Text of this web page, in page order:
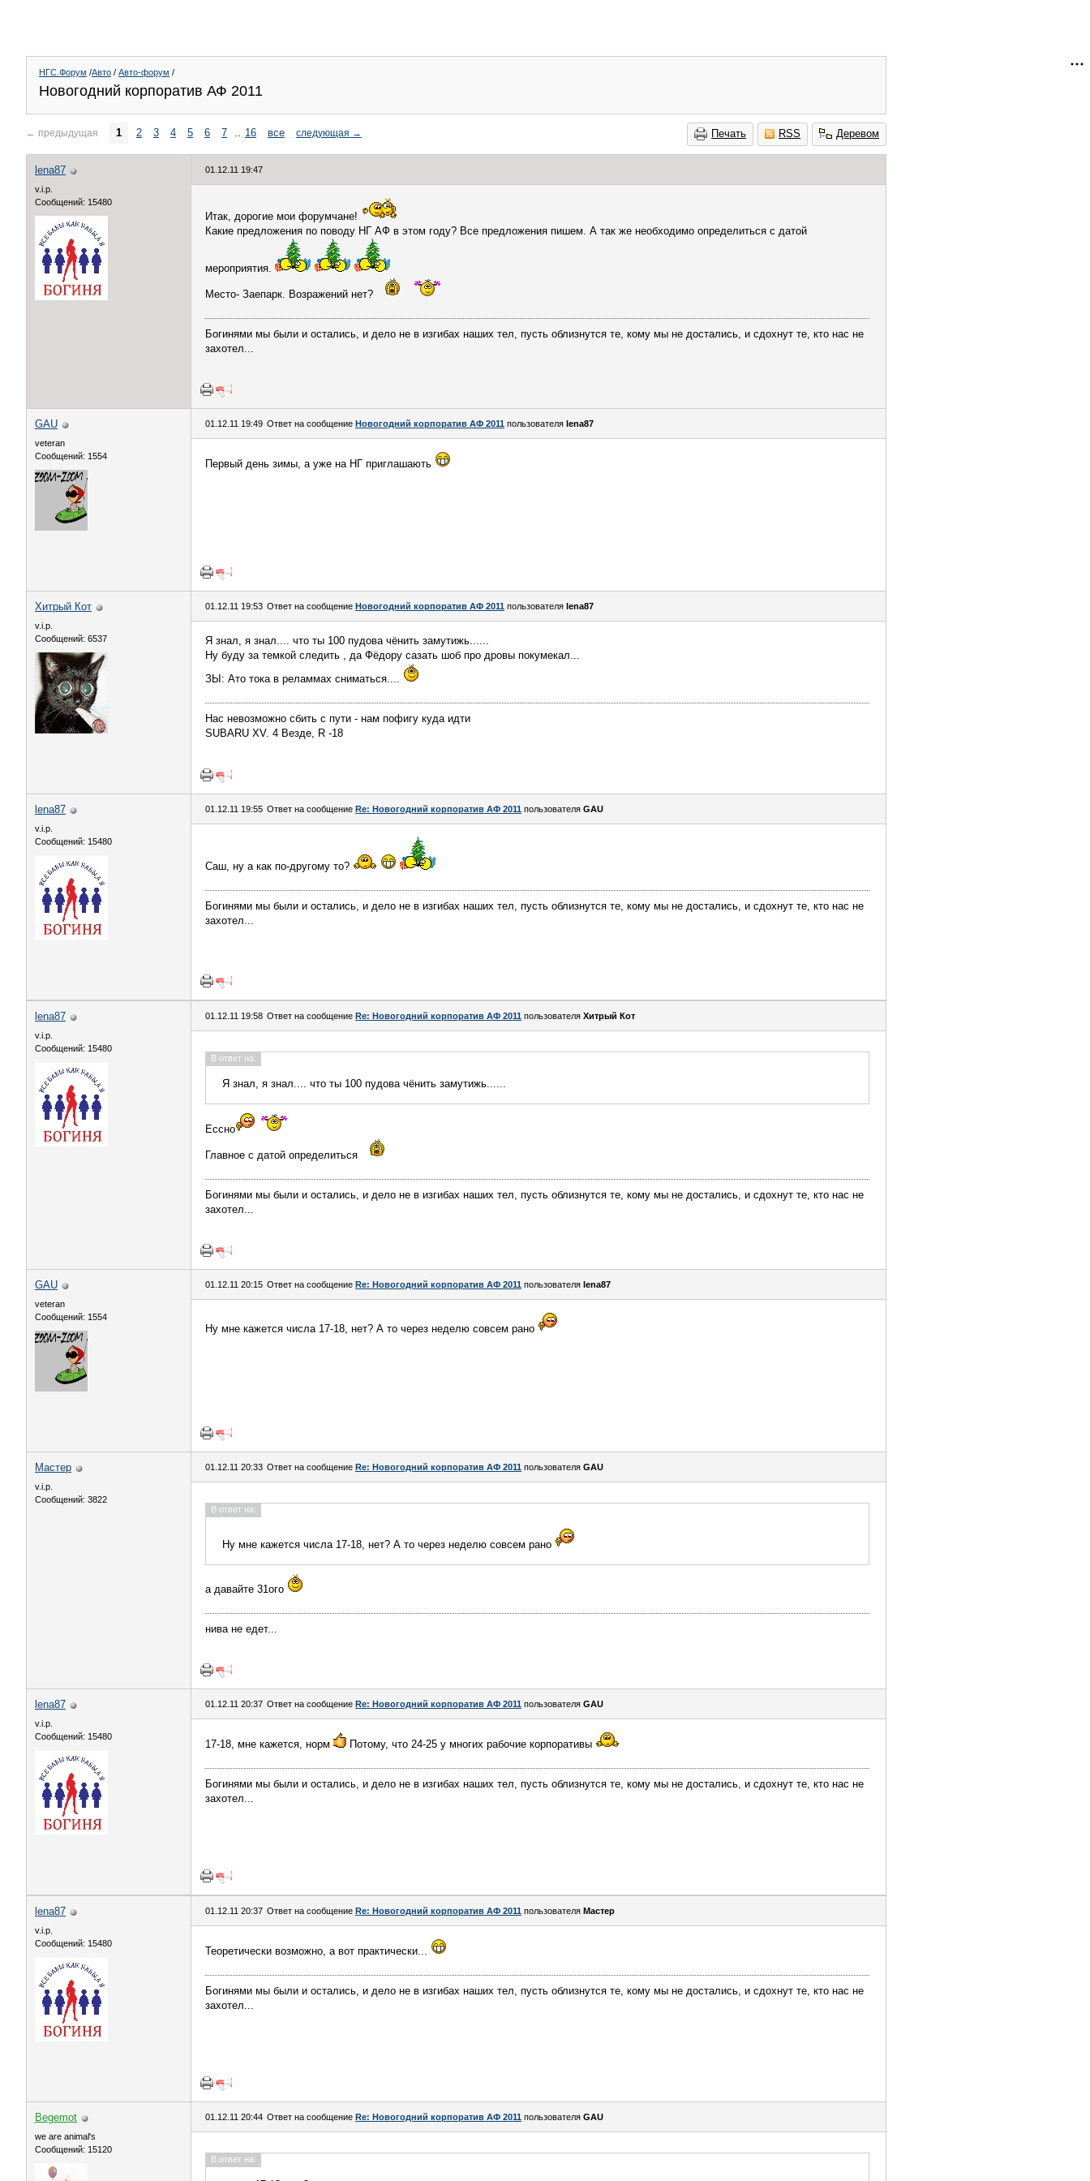
НГС.Форум /Авто / Авто-форум /
Новогодний корпоратив АФ 2011
Печать RSS Деревом
← предыдущая 1 2 3 4 5 6 7 .. 16 все следующая →
lena87
v.i.p.
Сообщений: 15480
01.12.11 19:47
Итак, дорогие мои форумчане!
Какие предложения по поводу НГ АФ в этом году? Все предложения пишем. А так же необходимо определиться с датой
мероприятия.
Место- Заепарк. Возражений нет?
Богинями мы были и остались, и дело не в изгибах наших тел, пусть облизнутся те, кому мы не достались, и сдохнут те, кто нас не
захотел...
GAU
veteran
Сообщений: 1554
01.12.11 19:49 Ответ на сообщение Новогодний корпоратив АФ 2011 пользователя lena87
Первый день зимы, а уже на НГ приглашають
Хитрый Кот
v.i.p.
Сообщений: 6537
01.12.11 19:53 Ответ на сообщение Новогодний корпоратив АФ 2011 пользователя lena87
Я знал, я знал.... что ты 100 пудова чёнить замутижь......
Ну буду за темкой следить , да Фёдору сазать шоб про дровы покумекал...
ЗЫ: Ато тока в реламмах сниматься....
Нас невозможно сбить с пути - нам пофигу куда идти
SUBARU XV. 4 Везде, R -18
lena87
v.i.p.
Сообщений: 15480
01.12.11 19:55 Ответ на сообщение Re: Новогодний корпоратив АФ 2011 пользователя GAU
Саш, ну а как по-другому то?
Богинями мы были и остались, и дело не в изгибах наших тел, пусть облизнутся те, кому мы не достались, и сдохнут те, кто нас не
захотел...
lena87
v.i.p.
Сообщений: 15480
01.12.11 19:58 Ответ на сообщение Re: Новогодний корпоратив АФ 2011 пользователя Хитрый Кот
В ответ на:
Я знал, я знал.... что ты 100 пудова чёнить замутижь......
Ессно
Главное с датой определиться
Богинями мы были и остались, и дело не в изгибах наших тел, пусть облизнутся те, кому мы не достались, и сдохнут те, кто нас не
захотел...
GAU
veteran
Сообщений: 1554
01.12.11 20:15 Ответ на сообщение Re: Новогодний корпоратив АФ 2011 пользователя lena87
Ну мне кажется числа 17-18, нет? А то через неделю совсем рано
Мастер
v.i.p.
Сообщений: 3822
01.12.11 20:33 Ответ на сообщение Re: Новогодний корпоратив АФ 2011 пользователя GAU
В ответ на:
Ну мне кажется числа 17-18, нет? А то через неделю совсем рано
а давайте 31ого
нива не едет...
lena87
v.i.p.
Сообщений: 15480
01.12.11 20:37 Ответ на сообщение Re: Новогодний корпоратив АФ 2011 пользователя GAU
17-18, мне кажется, норм Потому, что 24-25 у многих рабочие корпоративы
Богинями мы были и остались, и дело не в изгибах наших тел, пусть облизнутся те, кому мы не достались, и сдохнут те, кто нас не
захотел...
lena87
v.i.p.
Сообщений: 15480
01.12.11 20:37 Ответ на сообщение Re: Новогодний корпоратив АФ 2011 пользователя Мастер
Теоретически возможно, а вот практически...
Богинями мы были и остались, и дело не в изгибах наших тел, пусть облизнутся те, кому мы не достались, и сдохнут те, кто нас не
захотел...
Begemot
we are animal's
Сообщений: 15120
01.12.11 20:44 Ответ на сообщение Re: Новогодний корпоратив АФ 2011 пользователя GAU
В ответ на: